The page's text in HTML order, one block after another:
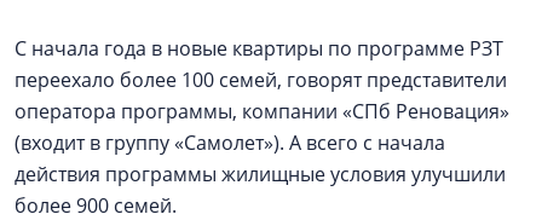
С начала года в новые квартиры по программе РЗТ
переехало более 100 семей, говорят представители
оператора программы, компании «СПб Реновация»
(входит в группу «Самолет»). А всего с начала
действия программы жилищные условия улучшили
более 900 семей.